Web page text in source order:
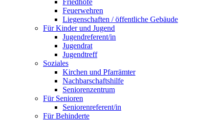
Friedhöfe
Feuerwehren
Liegenschaften / öffentliche Gebäude
Für Kinder und Jugend
Jugendreferent/in
Jugendrat
Jugendtreff
Soziales
Kirchen und Pfarrämter
Nachbarschaftshilfe
Seniorenzentrum
Für Senioren
Seniorenreferent/in
Für Behinderte